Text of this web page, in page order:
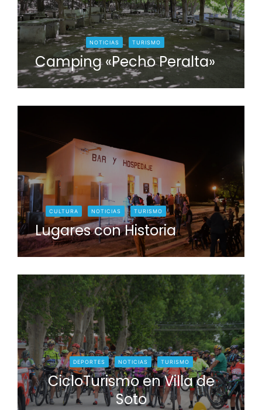
NOTICIAS TURISMO
Camping «Pecho Peralta»
CULTURA NOTICIAS TURISMO
Lugares con Historia
DEPORTES NOTICIAS TURISMO
CicloTurismo en Villa de
Soto